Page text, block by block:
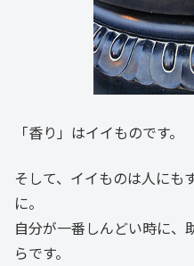
「香り」はイイものです。
そして、イイものは人にも
に。
自分が一番しんどい時に、
らです。